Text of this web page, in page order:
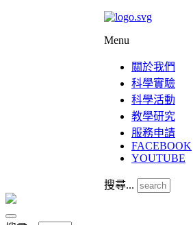
Menu
關於我們
科學實驗
科學活動
教學研究
服務申請
FACEBOOK
YOUTUBE
搜尋...